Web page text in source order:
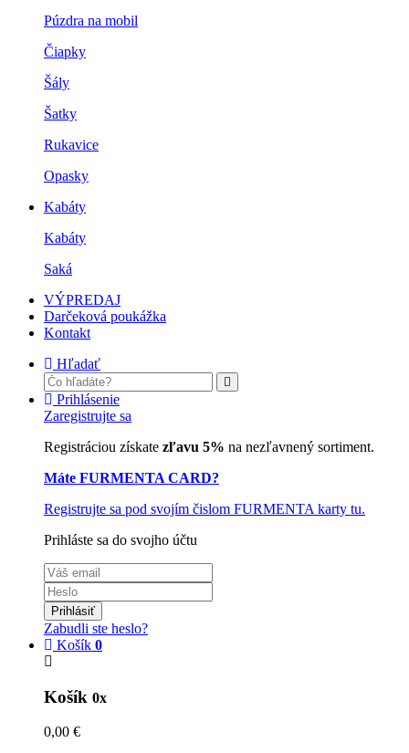
Púzdra na mobil
Čiapky
Šály
Šatky
Rukavice
Opasky
Kabáty
Kabáty
Saká
VÝPREDAJ
Darčeková poukážka
Kontakt
Hľadať
Prihlásenie
Zaregistrujte sa
Registráciou získate zľavu 5% na nezľavnený sortiment.
Máte FURMENTA CARD?
Registrujte sa pod svojím čislom FURMENTA karty tu.
Prihláste sa do svojho účtu
Prihlásiť
Zabudli ste heslo?
Košík 0
Košík 0x
0,00 €